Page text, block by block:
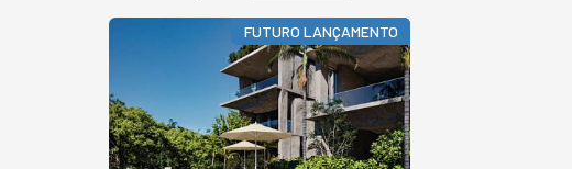
FUTURO LANÇAMENTO